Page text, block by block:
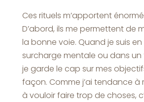
Ces rituels m’apportent
D’abord, ils me permettent de
la bonne voie. Quand je suis en
surcharge mentale ou dans un
je garde le cap sur mes
façon. Comme j’ai tendance à
à vouloir faire trop de choses,